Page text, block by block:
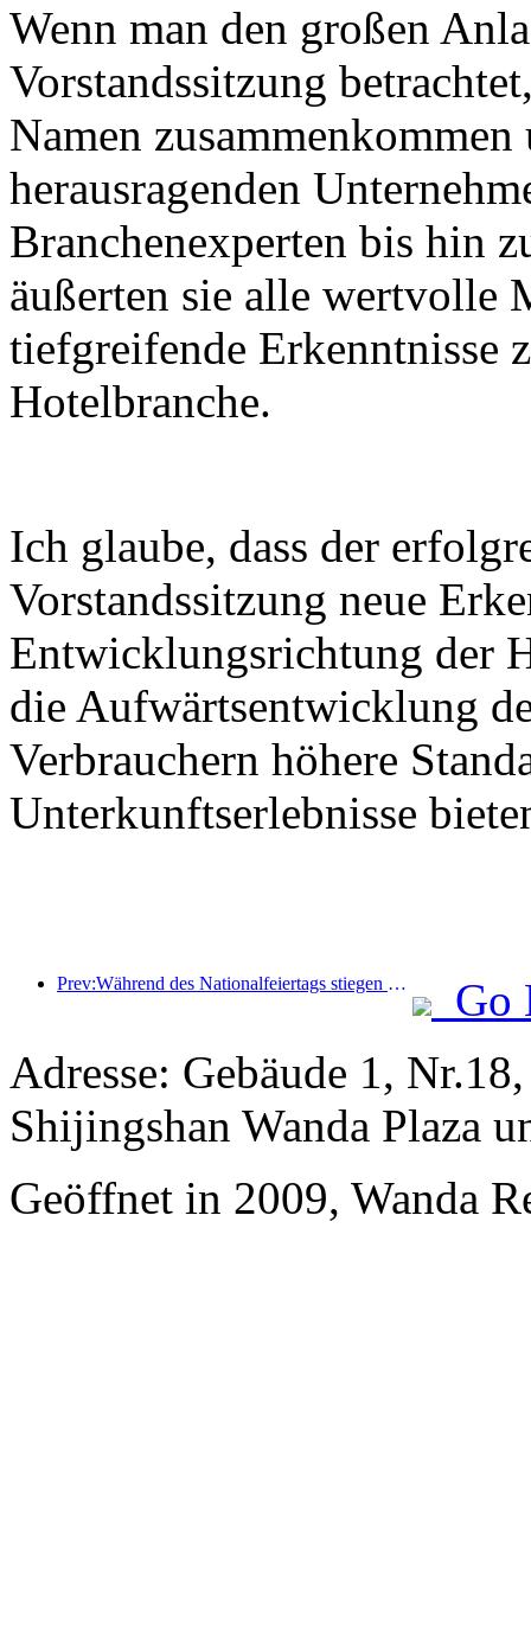
Wenn man den großen
Vorstandssitzung
Namen
herausragenden
Branchenexperten bis hin
äußerten sie alle wertvolle
tiefgreifende Erkenntnisse
Hotelbranche.
Ich glaube, dass der
Vorstandssitzung neue
Entwicklungsrichtung der
die Aufwärtsentwicklung
Verbrauchern höhere
Unterkunftserlebnisse
Prev:Während des Nationalfeiertags stiegen die Auslandsreisen und Weinbestellungen aus zweitrangigen Städten im Vergleich zum Vorjahreszeitraum um 70 %.
Go
Adresse: Gebäude 1,
Shijingshan Wanda Plaza
Geöffnet in 2009, Wanda